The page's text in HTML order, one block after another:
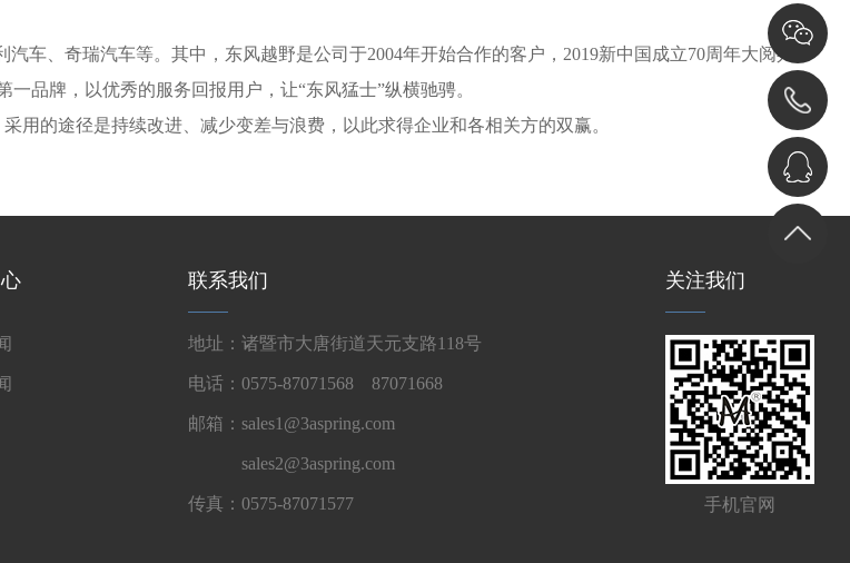
车、奇瑞汽车等。其中，东风越野是公司于2004年开始合作的客户，2019新中国成立70周年大阅兵
品牌，以优秀的服务回报用户，让“东风猛士”纵横驰骋。
用的途径是持续改进、减少变差与浪费，以此求得企业和各相关方的双赢。
联系我们
地址：诸暨市大唐街道天元支路118号
电话：0575-87071568 87071668
邮箱：sales1@3aspring.com
sales2@3aspring.com
传真：0575-87071577
关注我们
手机官网